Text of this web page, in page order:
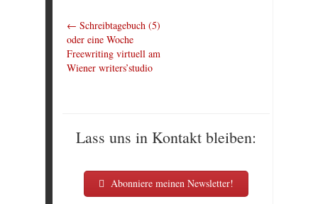
← Schreibtagebuch (5)
oder eine Woche
Freewriting virtuell am
Wiener writers’studio
Lass uns in Kontakt bleiben:
Abonniere meinen Newsletter!